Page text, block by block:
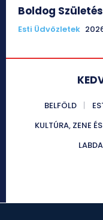
Boldog
Esti Üdvözletek
BELFÖLD
KULTÚRA, ZENE